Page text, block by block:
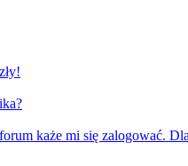
każe mi się zalogować.